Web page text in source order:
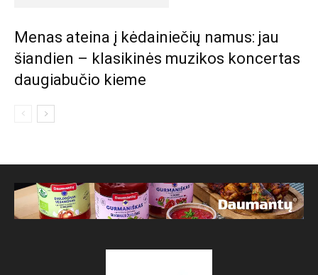
Menas ateina į kėdainiečių namus: jau
šiandien – klasikinės muzikos koncertas
daugiabučio kieme